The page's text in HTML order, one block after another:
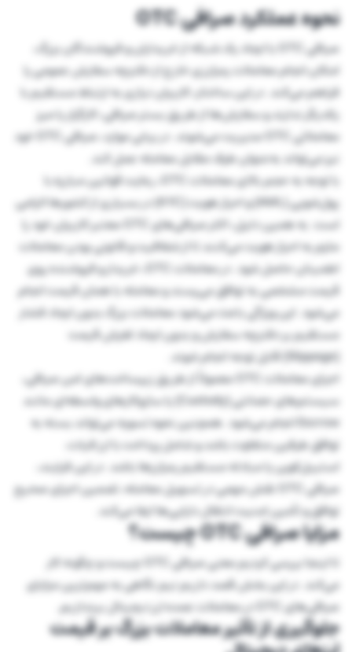
نحوه عملکرد صرافی OTC
صرافی OTC با ایجاد یک شبکه از خریداران و فروشندگان بزرگ،
امکان انجام معاملات رمزارزی خارج از دفترچه سفارش عمومی را
فراهم می‌کند. در این ساختار، کاربران نیازی به ارتباط مستقیم با
یکدیگر ندارند و سفارش‌ها از طریق بستر صرافی، کارگزار یا میز
معاملاتی OTC مدیریت می‌شوند. در برخی موارد، صرافی OTC خود
نیز می‌تواند به‌عنوان طرف مقابل معامله عمل کند.
با توجه به حجم بالای معاملات OTC، رعایت قوانین مبارزه با
پول‌شویی (AML) و احراز هویت (KYC) در بسیاری از کشورها الزامی
است. به همین دلیل، اکثر صرافی‌های OTC معتبر کاربران خود را
ملزم به احراز هویت می‌کنند تا از شفافیت و قانونی بودن معاملات
اطمینان حاصل شود. در معاملات OTC، خریدار و فروشنده روی
قیمت مشخصی به توافق می‌رسند و معامله با همان قیمت انجام
می‌شود. این ویژگی باعث می‌شود معاملات بزرگ بدون ایجاد فشار
مستقیم بر دفترچه سفارش و بدون ایجاد لغزش قیمت
(Slippage) قابل توجه انجام شوند.
اجرای معاملات OTC معمولاً از طریق زیرساخت‌های امن صرافی،
سیستم‌های حضانتی (Custody) یا سازوکارهای واسطه‌ای مانند
Escrow انجام می‌شود. همچنین نحوه تسویه می‌تواند بسته به
توافق طرفین متفاوت باشد و شامل پرداخت با ارز فیات،
استیبل‌کوین یا مبادله مستقیم رمزارزها باشد. در این فرایند،
صرافی OTC نقش مهمی در تسهیل معامله، تضمین اجرای صحیح
توافق و تأمین امنیت انتقال دارایی‌ها ایفا می‌کند.
مزایا صرافی OTC چیست؟
تا اینجا بررسی کردیم معنی صرافی OTC چیست و چگونه کار
می‌کند. در این بخش قصد داریم نیم نگاهی به مهم‌ترین مزایای
صرافی‌های OTC در معاملات عمده ارز دیجیتال بیندازیم.
جلوگیری از تأثیر معاملات بزرگ بر قیمت